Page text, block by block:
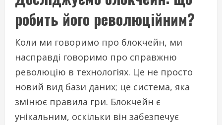
робить його революційним?
Коли ми говоримо про блокчейн, ми
насправді говоримо про справжню
революцію в технологіях. Це не просто
новий вид бази даних; це система, яка
змінює правила гри. Блокчейн є
унікальним, оскільки він забезпечує